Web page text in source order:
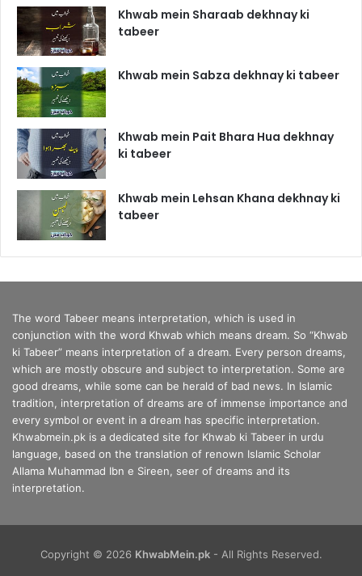
Khwab mein Sharaab dekhnay ki
tabeer
Khwab mein Sabza dekhnay ki tabeer
Khwab mein Pait Bhara Hua dekhnay
ki tabeer
Khwab mein Lehsan Khana dekhnay ki
tabeer
The word Tabeer means interpretation, which is used in
conjunction with the word Khwab which means dream. So “Khwab
ki Tabeer” means interpretation of a dream. Every person dreams,
which are mostly obscure and subject to interpretation. Some are
good dreams, while some can be herald of bad news. In Islamic
tradition, interpretation of dreams are of immense importance and
every symbol or event in a dream has specific interpretation.
Khwabmein.pk is a dedicated site for Khwab ki Tabeer in urdu
language, based on the translation of renown Islamic Scholar
Allama Muhammad Ibn e Sireen, seer of dreams and its
interpretation.
Copyright © 2026 KhwabMein.pk- All Rights Reserved.